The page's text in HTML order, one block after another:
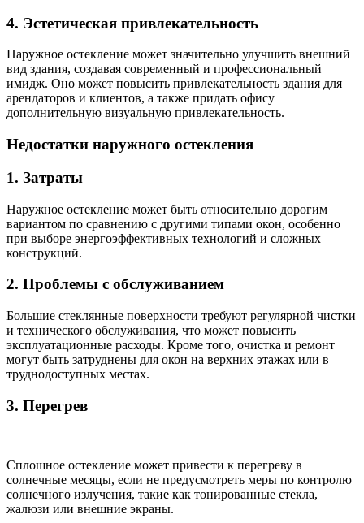
4. Эстетическая привлекательность
Наружное остекление может значительно улучшить внешний
вид здания, создавая современный и профессиональный
имидж. Оно может повысить привлекательность здания для
арендаторов и клиентов, а также придать офису
дополнительную визуальную привлекательность.
Недостатки наружного остекления
1. Затраты
Наружное остекление может быть относительно дорогим
вариантом по сравнению с другими типами окон, особенно
при выборе энергоэффективных технологий и сложных
конструкций.
2. Проблемы с обслуживанием
Большие стеклянные поверхности требуют регулярной чистки
и технического обслуживания, что может повысить
эксплуатационные расходы. Кроме того, очистка и ремонт
могут быть затруднены для окон на верхних этажах или в
труднодоступных местах.
3. Перегрев
Сплошное остекление может привести к перегреву в
солнечные месяцы, если не предусмотреть меры по контролю
солнечного излучения, такие как тонированные стекла,
жалюзи или внешние экраны.